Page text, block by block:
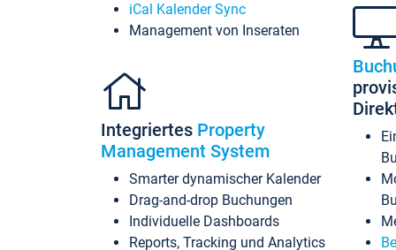
iCal Kalender Sync
Management von Inseraten
Integriertes Property
Management System
Smarter dynamischer Kalender
Drag-and-drop Buchungen
Individuelle Dashboards
Reports, Tracking und Analytics